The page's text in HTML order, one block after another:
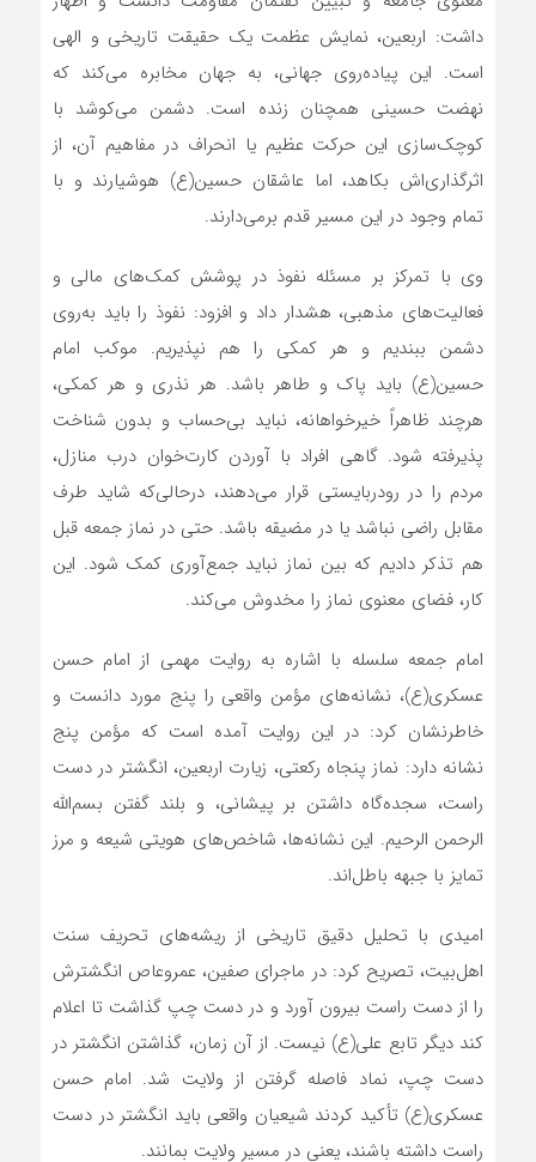
داشت: اربعین، نمایش عظمت یک حقیقت تاریخی و الهی
است. این پیاده‌روی جهانی، به جهان مخابره می‌کند که
نهضت حسینی همچنان زنده است. دشمن می‌کوشد با
کوچک‌سازی این حرکت عظیم یا انحراف در مفاهیم آن، از
اثرگذاری‌اش بکاهد، اما عاشقان حسین(ع) هوشیارند و با
تمام وجود در این مسیر قدم برمی‌دارند.
وی با تمرکز بر مسئله نفوذ در پوشش کمک‌های مالی و
فعالیت‌های مذهبی، هشدار داد و افزود: نفوذ را باید به‌روی
دشمن ببندیم و هر کمکی را هم نپذیریم. موکب امام
حسین(ع) باید پاک و طاهر باشد. هر نذری و هر کمکی،
هرچند ظاهراً خیرخواهانه، نباید بی‌حساب و بدون شناخت
پذیرفته شود. گاهی افراد با آوردن کارت‌خوان درب منازل،
مردم را در رودربایستی قرار می‌دهند، درحالی‌که شاید طرف
مقابل راضی نباشد یا در مضیقه باشد. حتی در نماز جمعه قبل
هم تذکر دادیم که بین نماز نباید جمع‌آوری کمک شود. این
کار، فضای معنوی نماز را مخدوش می‌کند.
امام جمعه سلسله با اشاره به روایت مهمی از امام حسن
عسکری(ع)، نشانه‌های مؤمن واقعی را پنج مورد دانست و
خاطرنشان کرد: در این روایت آمده است که مؤمن پنج
نشانه دارد: نماز پنجاه رکعتی، زیارت اربعین، انگشتر در دست
راست، سجده‌گاه داشتن بر پیشانی، و بلند گفتن بسم‌الله
الرحمن الرحیم. این نشانه‌ها، شاخص‌های هویتی شیعه و مرز
تمایز با جبهه باطل‌اند.
امیدی با تحلیل دقیق تاریخی از ریشه‌های تحریف سنت
اهل‌بیت، تصریح کرد: در ماجرای صفین، عمروعاص انگشترش
را از دست راست بیرون آورد و در دست چپ گذاشت تا اعلام
کند دیگر تابع علی(ع) نیست. از آن زمان، گذاشتن انگشتر در
دست چپ، نماد فاصله گرفتن از ولایت شد. امام حسن
عسکری(ع) تأکید کردند شیعیان واقعی باید انگشتر در دست
راست داشته باشند، یعنی در مسیر ولایت بمانند.